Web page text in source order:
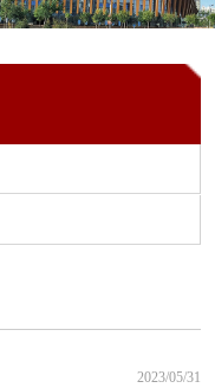
2023/05/31